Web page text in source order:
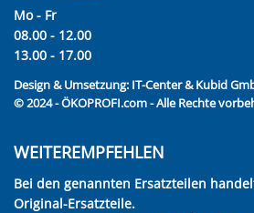
Mo - Fr
08.00 - 12.00
13.00 - 17.00
Design & Umsetzung: IT-Center & Kubid
© 2024 - ÖKOPROFI.com - Alle Rechte
WEITEREMPFEHLEN
Bei den genannten Ersatzteilen
Original-Ersatzteile.